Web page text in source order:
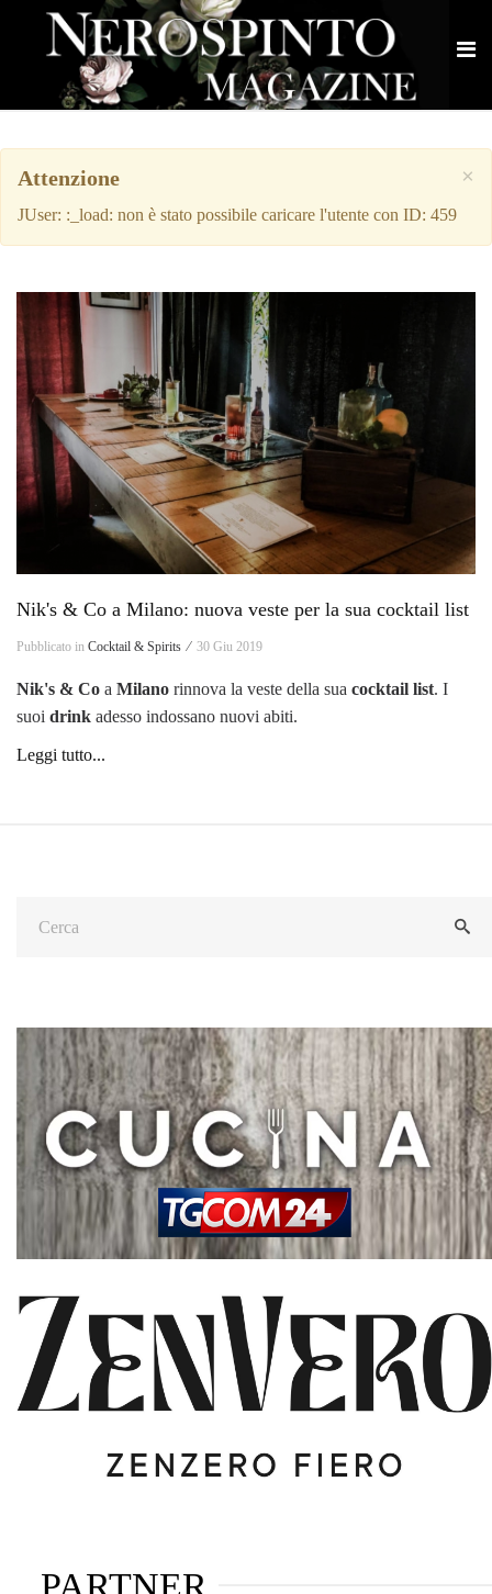
×
Attenzione
JUser: :_load: non è stato possibile caricare l'utente con ID: 459
Nik's & Co a Milano: nuova veste per la sua cocktail list
Pubblicato in Cocktail & Spirits ⁄ 30 Giu 2019
Nik's & Co a Milano rinnova la veste della sua cocktail list. I
suoi drink adesso indossano nuovi abiti.
Leggi tutto...
PARTNER